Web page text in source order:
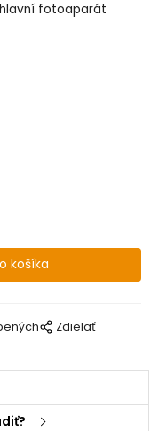
fotoaparát
Zdielať